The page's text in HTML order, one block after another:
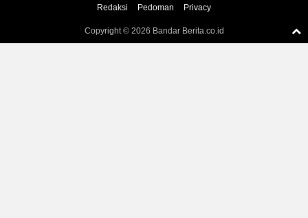
Redaksi Pedoman Privacy
Copyright © 2026 Bandar Berita.co.id